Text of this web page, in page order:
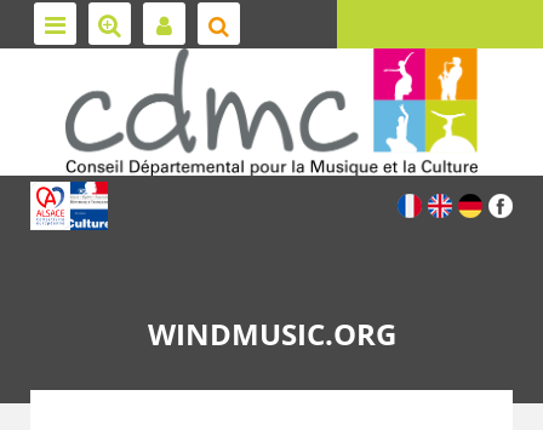
WINDMUSIC.ORG